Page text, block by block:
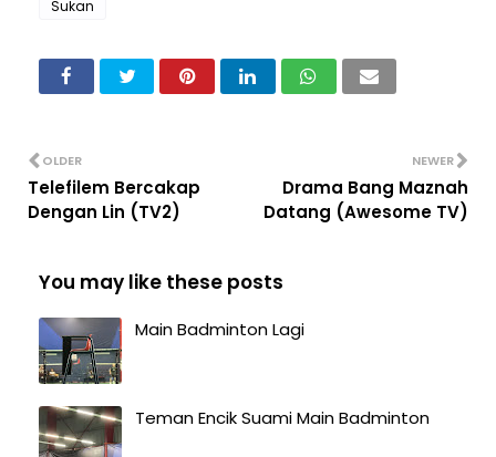
Sukan
NEWER
Drama Bang Maznah
Datang (Awesome TV)
OLDER
Telefilem Bercakap
Dengan Lin (TV2)
You may like these posts
Main Badminton Lagi
Teman Encik Suami Main Badminton